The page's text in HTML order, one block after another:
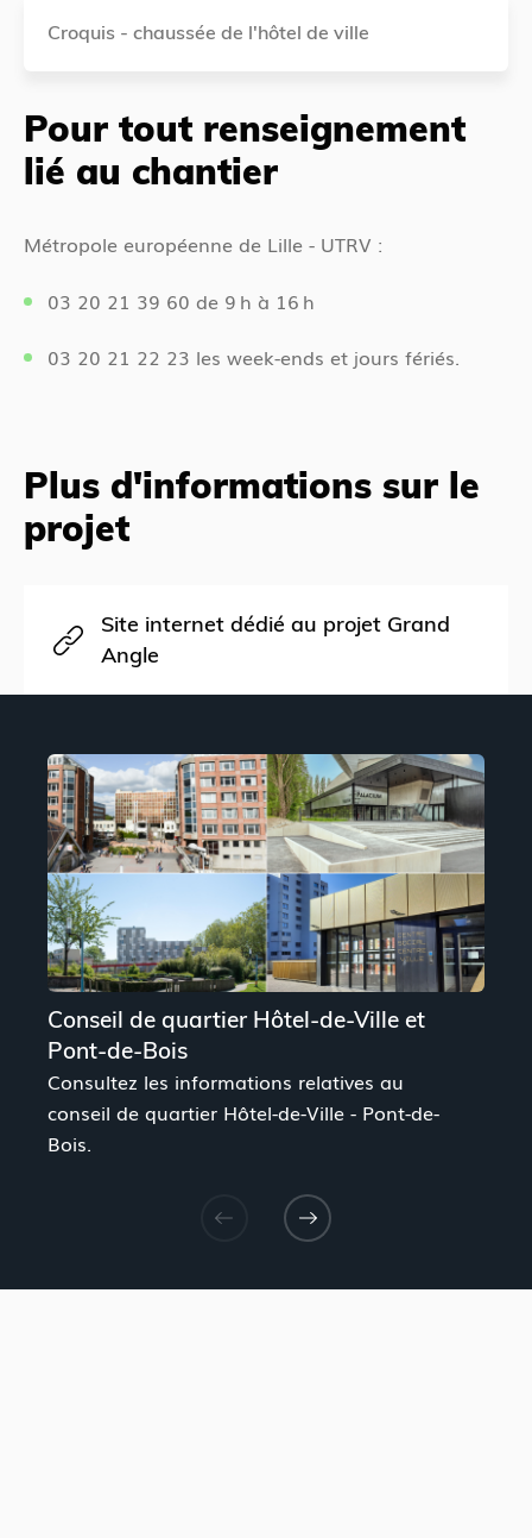
Croquis - chaussée de l'hôtel de ville
Pour tout renseignement
lié au chantier
Métropole européenne de Lille - UTRV :
03 20 21 39 60 de 9 h à 16 h
03 20 21 22 23 les week-ends et jours fériés.
Plus d'informations sur le
projet
Site internet dédié au projet Grand
Angle
Conseil de quartier Hôtel-de-Ville et
Pont-de-Bois
Consultez les informations relatives au
conseil de quartier Hôtel-de-Ville - Pont-de-
Bois.